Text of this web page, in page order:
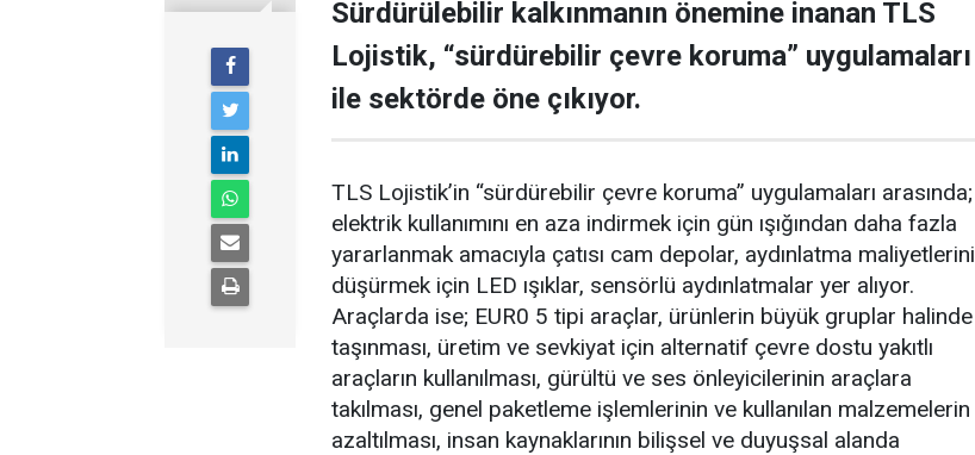
Sürdürülebilir kalkınmanın önemine inanan TLS
Lojistik, “sürdürebilir çevre koruma” uygulamaları
ile sektörde öne çıkıyor.
TLS Lojistik’in “sürdürebilir çevre koruma” uygulamaları arasında;
elektrik kullanımını en aza indirmek için gün ışığından daha fazla
yararlanmak amacıyla çatısı cam depolar, aydınlatma maliyetlerini
düşürmek için LED ışıklar, sensörlü aydınlatmalar yer alıyor.
Araçlarda ise; EUR0 5 tipi araçlar, ürünlerin büyük gruplar halinde
taşınması, üretim ve sevkiyat için alternatif çevre dostu yakıtlı
araçların kullanılması, gürültü ve ses önleyicilerinin araçlara
takılması, genel paketleme işlemlerinin ve kullanılan malzemelerin
azaltılması, insan kaynaklarının bilişsel ve duyuşsal alanda